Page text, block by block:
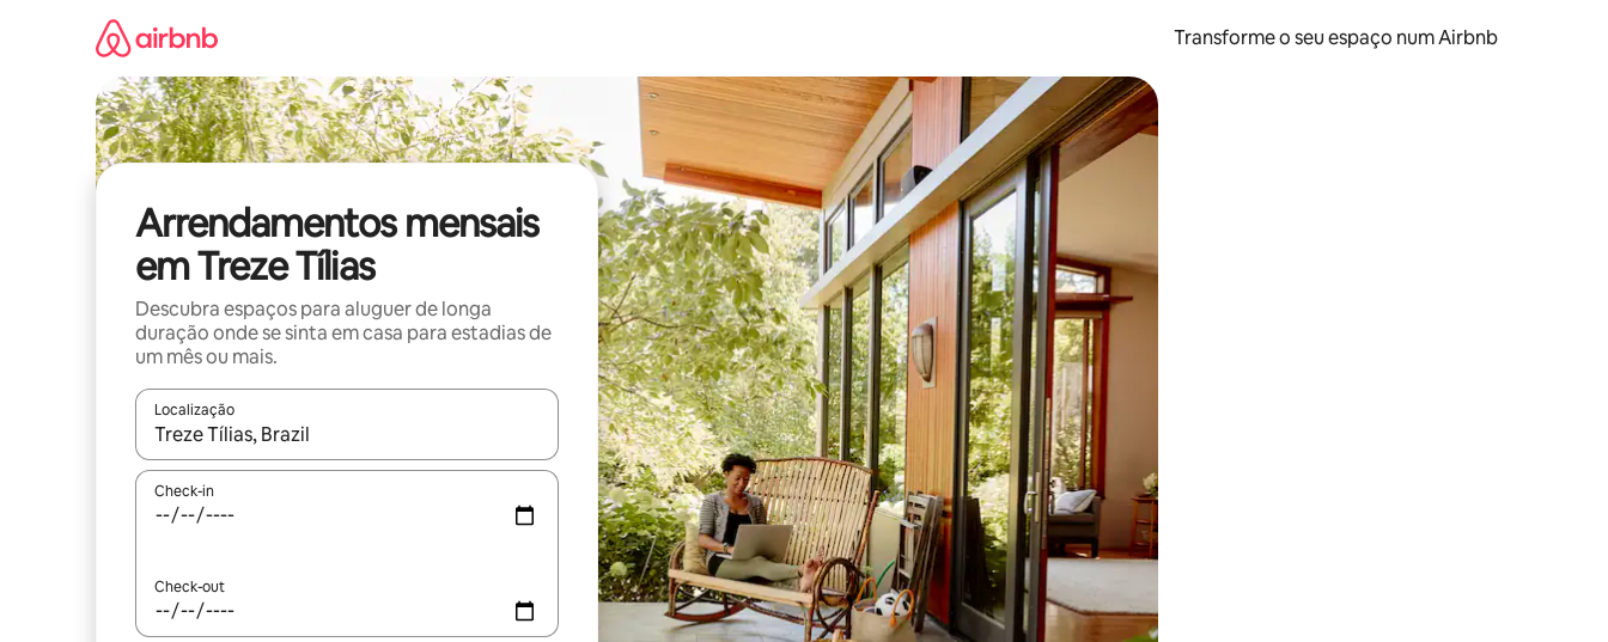
Transforme o seu espaço num Airbnb
Arrendamentos mensais
em Treze Tílias
Descubra espaços para aluguer de longa
duração onde se sinta em casa para estadias de
um mês ou mais.
Localização
Quando os resultados estiverem disponíveis, navegue com as teclas de seta para cima e para baixo ou explore com gestos de toque ou deslize.
Check-in
Check-out